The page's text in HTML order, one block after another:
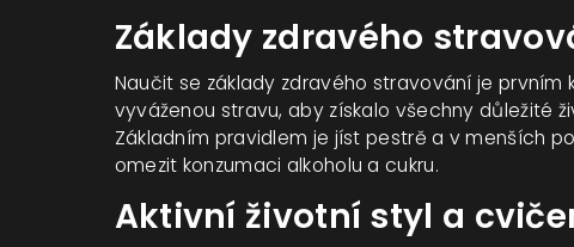
Základy zdravého
Naučit se základy zdravého stravování je prvním
vyváženou stravu, aby získalo všechny důležité
Základním pravidlem je jíst pestrě a v menších
omezit konzumaci alkoholu a cukru.
Aktivní životní styl a